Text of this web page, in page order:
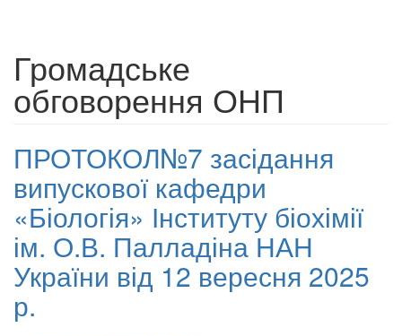
Громадське
обговорення ОНП
ПРОТОКОЛ№7 засідання
випускової кафедри
«Біологія» Інституту біохімії
ім. О.В. Палладіна НАН
України від 12 вересня 2025
р.